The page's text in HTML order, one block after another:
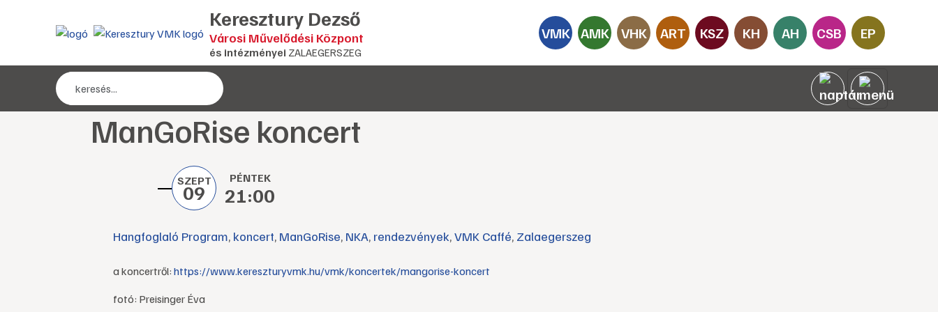
Keresztury Dezső
Városi Művelődési Központ
és intézményei ZALAEGERSZEG
VMK AMK VHK ART KSZ KH AH CSB EP
ManGoRise koncert
SZEPT
09
PÉNTEK
21:00
Hangfoglaló Program, koncert, ManGoRise, NKA, rendezvények,VMK Caffé, Zalaegerszeg
a koncertről: https://www.kereszturyvmk.hu/vmk/koncertek/mangorise-koncert
fotó: Preisinger Éva